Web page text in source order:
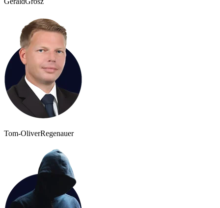
Tom-OliverRegenauer